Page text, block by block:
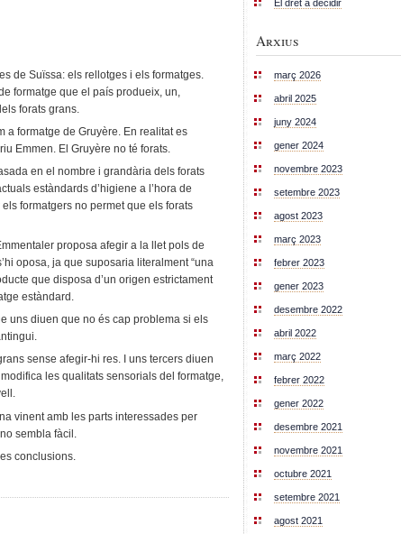
de Suïssa: els rellotges i els formatges.
formatge que el país produeix, un,
forats grans.
a formatge de Gruyère. En realitat es
Emmen. El Gruyère no té forats.
en el nombre i grandària dels forats
estàndards d’higiene a l’hora de
formatgers no permet que els forats
proposa afegir a la llet pols de
oposa, ja que suposaria literalment “una
que disposa d’un origen estrictament
estàndard.
uns diuen que no és cap problema si els
sense afegir-hi res. I uns tercers diuen
les qualitats sensorials del formatge,
vinent amb les parts interessades per
sembla fàcil.
conclusions.
El dret a decidir
Arxius
març 2026
abril 2025
juny 2024
gener 2024
novembre 2023
setembre 2023
agost 2023
març 2023
febrer 2023
gener 2023
desembre 2022
abril 2022
març 2022
febrer 2022
gener 2022
desembre 2021
novembre 2021
octubre 2021
setembre 2021
agost 2021